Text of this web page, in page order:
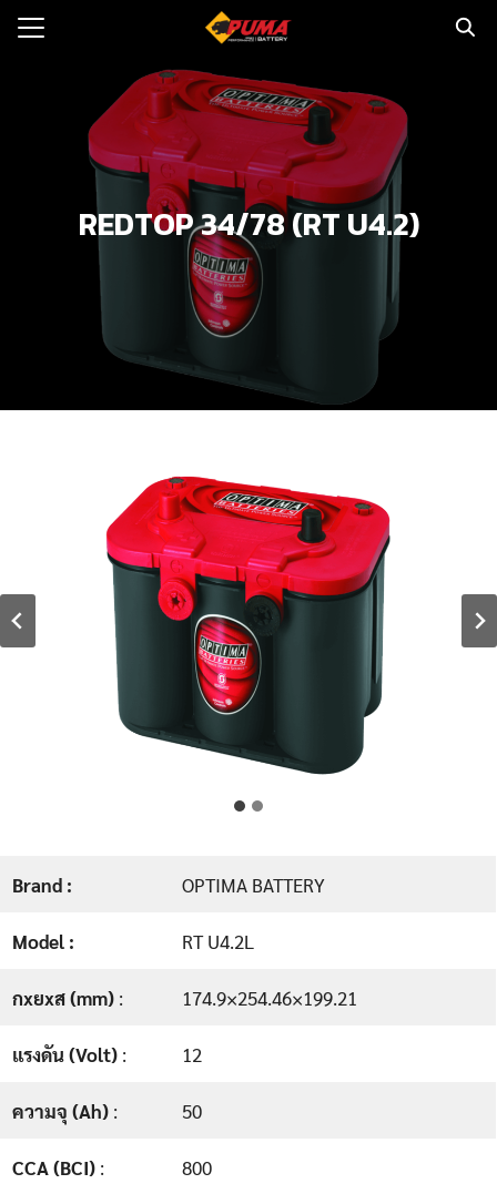
Skip
มและข่าว
บเรา
REDTOP 34/78 (RT U4.2)
Brand : OPTIMA BATTERY
Model : RT U4.2L
กxยxส (mm) : 174.9×254.46×199.21
แรงดัน (Volt) : 12
ความจุ (Ah) : 50
CCA (BCI) : 800